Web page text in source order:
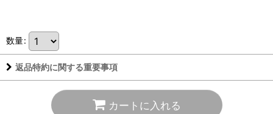
数量:
返品特約に関する重要事項
カートに入れる